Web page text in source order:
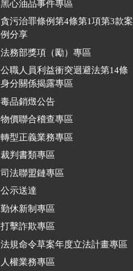
黑心油品事件專區
貪污治罪條例第4條第1項第3款案
例分享
法務部獎項（勵）專區
公職人員利益衝突迴避法第14條
身分關係揭露專區
毒品銷燬公告
物價聯合稽查專區
轉型正義業務專區
裁判書類專區
司法聯盟鏈專區
公示送達
勤休新制專區
打擊詐欺專區
法規命令草案年度立法計畫專區
人權業務專區